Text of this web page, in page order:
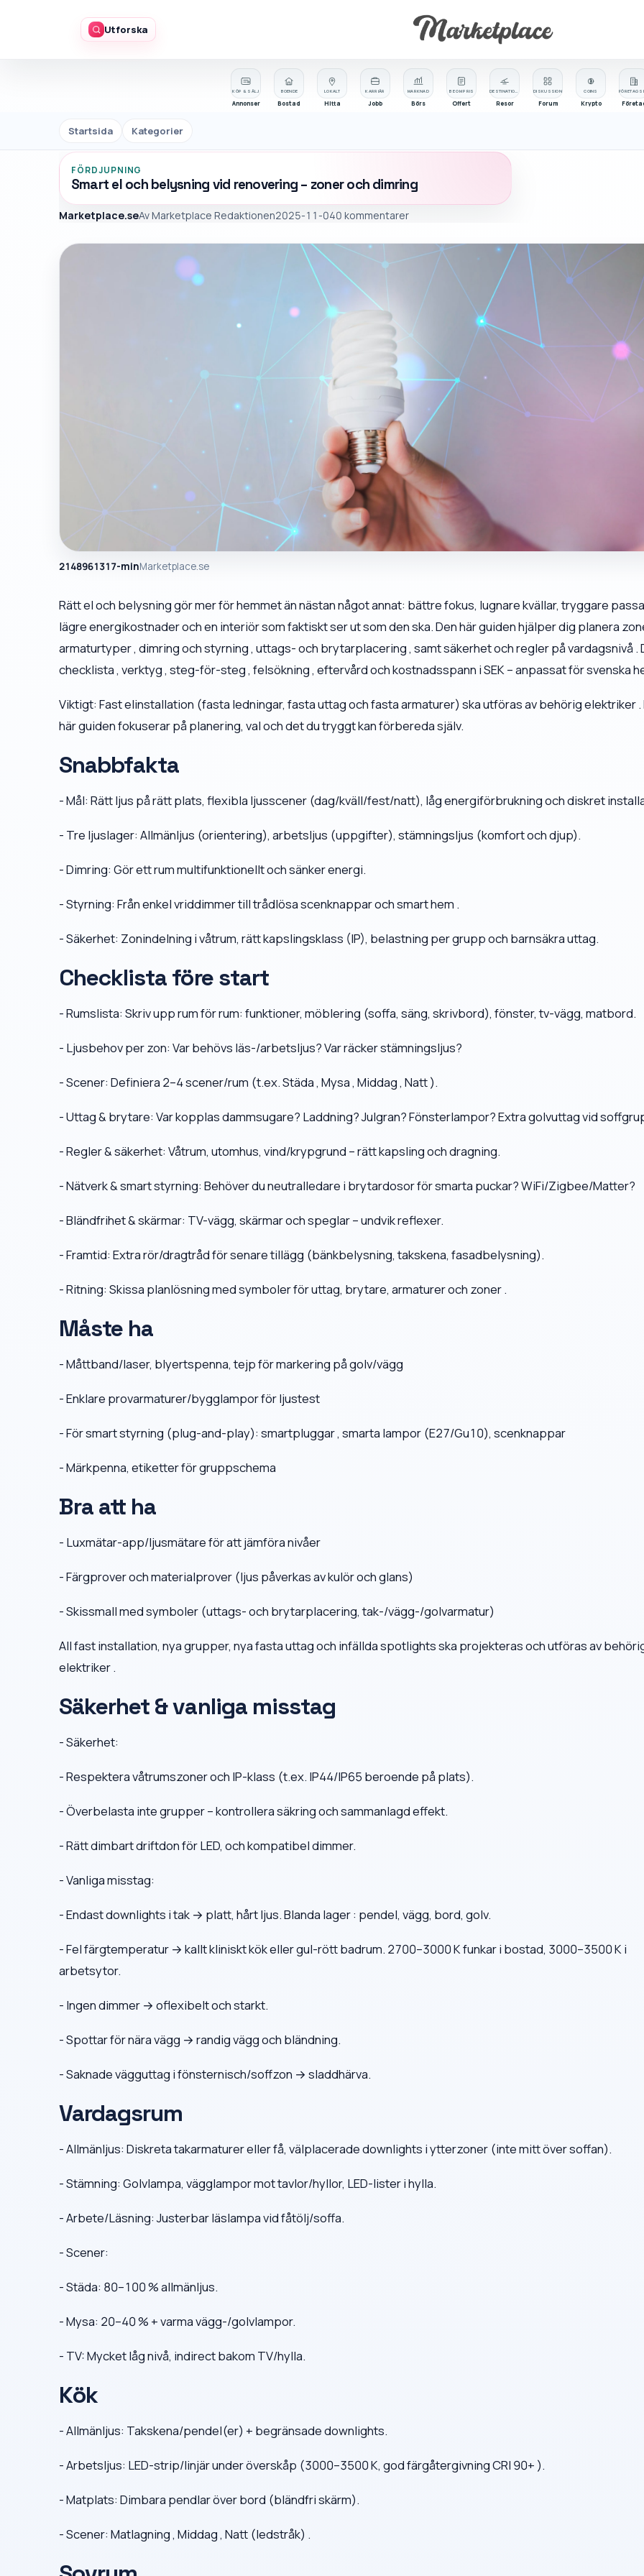
Utforska
KÖP & SÄLJ
Annonser
BOENDE
Bostad
BE OM PRIS
Offert
MARKNAD
Börs
LOKALT
Hitta
KARRIÄR
Jobb Resor
COINS
Krypto
DISKUSSION
Forum
Startsida Kategorier
FÖRDJUPNING
Smart el och belysning vid renovering – zoner och dimring
Marketplace.seAvMarketplace Redaktionen2025-11-040 kommentarer
2148961317-minMarketplace.se
Rätt el och belysning gör mer för hemmet än nästan något annat: bättre fokus, lugnare kvällar, tryggare
lägre energikostnader och en interiör som faktiskt ser ut som den ska. Den här guiden hjälper dig planera
armaturtyper , dimring och styrning , uttags- och brytarplacering , samt säkerhet och regler på vardagsnivå .
checklista , verktyg , steg-för-steg , felsökning , eftervård och kostnadsspann i SEK – anpassat för svenska
Viktigt: Fast elinstallation (fasta ledningar, fasta uttag och fasta armaturer) ska utföras av behörig elektriker .
här guiden fokuserar på planering, val och det du tryggt kan förbereda själv.
Snabbfakta
- Mål: Rätt ljus på rätt plats, flexibla ljusscener (dag/kväll/fest/natt), låg energiförbrukning och diskret
- Tre ljuslager: Allmänljus (orientering), arbetsljus (uppgifter), stämningsljus (komfort och djup).
- Dimring: Gör ett rum multifunktionellt och sänker energi.
- Styrning: Från enkel vriddimmer till trådlösa scenknappar och smart hem .
- Säkerhet: Zonindelning i våtrum, rätt kapslingsklass (IP), belastning per grupp och barnsäkra uttag.
Checklista före start
- Rumslista: Skriv upp rum för rum: funktioner, möblering (soffa, säng, skrivbord), fönster, tv-vägg, matbord.
- Ljusbehov per zon: Var behövs läs-/arbetsljus? Var räcker stämningsljus?
- Scener: Definiera 2–4 scener/rum (t.ex. Städa , Mysa , Middag , Natt ).
- Uttag & brytare: Var kopplas dammsugare? Laddning? Julgran? Fönsterlampor? Extra golvuttag vid
- Regler & säkerhet: Våtrum, utomhus, vind/krypgrund – rätt kapsling och dragning.
- Nätverk & smart styrning: Behöver du neutralledare i brytardosor för smarta puckar? WiFi/Zigbee/Matter?
- Bländfrihet & skärmar: TV-vägg, skärmar och speglar – undvik reflexer.
- Framtid: Extra rör/dragtråd för senare tillägg (bänkbelysning, takskena, fasadbelysning).
- Ritning: Skissa planlösning med symboler för uttag, brytare, armaturer och zoner .
Måste ha
- Måttband/laser, blyertspenna, tejp för markering på golv/vägg
- Enklare provarmaturer/bygglampor för ljustest
- För smart styrning (plug-and-play): smartpluggar , smarta lampor (E27/Gu10), scenknappar
- Märkpenna, etiketter för gruppschema
Bra att ha
- Luxmätar-app/ljusmätare för att jämföra nivåer
- Färgprover och materialprover (ljus påverkas av kulör och glans)
- Skissmall med symboler (uttags- och brytarplacering, tak-/vägg-/golvarmatur)
All fast installation, nya grupper, nya fasta uttag och infällda spotlights ska projekteras och utföras av
elektriker .
Säkerhet & vanliga misstag
- Säkerhet:
- Respektera våtrumszoner och IP-klass (t.ex. IP44/IP65 beroende på plats).
- Överbelasta inte grupper – kontrollera säkring och sammanlagd effekt.
- Rätt dimbart driftdon för LED, och kompatibel dimmer.
- Vanliga misstag:
- Endast downlights i tak → platt, hårt ljus. Blanda lager : pendel, vägg, bord, golv.
- Fel färgtemperatur → kallt kliniskt kök eller gul-rött badrum. 2700–3000 K funkar i bostad, 3000–3500 K i
arbetsytor.
- Ingen dimmer → oflexibelt och starkt.
- Spottar för nära vägg → randig vägg och bländning.
- Saknade vägguttag i fönsternisch/soffzon → sladdhärva.
Vardagsrum
- Allmänljus: Diskreta takarmaturer eller få, välplacerade downlights i ytterzoner (inte mitt över soffan).
- Stämning: Golvlampa, vägglampor mot tavlor/hyllor, LED-lister i hylla.
- Arbete/Läsning: Justerbar läslampa vid fåtölj/soffa.
- Scener:
- Städa: 80–100 % allmänljus.
- Mysa: 20–40 % + varma vägg-/golvlampor.
- TV: Mycket låg nivå, indirect bakom TV/hylla.
Kök
- Allmänljus: Takskena/pendel(er) + begränsade downlights.
- Arbetsljus: LED-strip/linjär under överskåp (3000–3500 K, god färgåtergivning CRI 90+ ).
- Matplats: Dimbara pendlar över bord (bländfri skärm).
- Scener: Matlagning , Middag , Natt (ledstråk) .